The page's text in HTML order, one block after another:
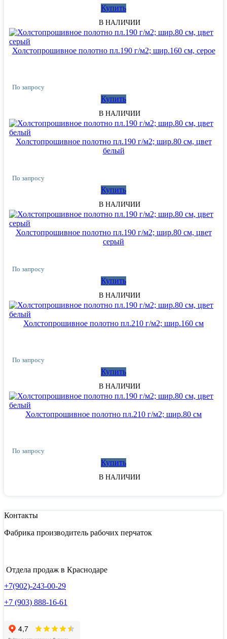
Купить
В НАЛИЧИИ
Холстопрошивное полотно пл.190 г/м2; шир.160 см, серое
По запросу
Купить
В НАЛИЧИИ
Холстопрошивное полотно пл.190 г/м2; шир.80 см, цвет
белый
По запросу
Купить
В НАЛИЧИИ
Холстопрошивное полотно пл.190 г/м2; шир.80 см, цвет
серый
По запросу
Купить
В НАЛИЧИИ
Холстопрошивное полотно пл.210 г/м2; шир.160 см
По запросу
Купить
В НАЛИЧИИ
Холстопрошивное полотно пл.210 г/м2; шир.80 см
По запросу
Купить
В НАЛИЧИИ
Контакты
Фабрика производитель рабочих перчаток
Отдела продаж в Краснодаре
+7(902)-243-00-29
+7 (903) 888-16-61